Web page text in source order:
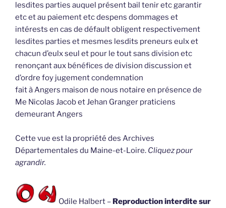
lesdites parties auquel présent bail tenir etc garantir
etc et au paiement etc despens dommages et
intérests en cas de défault obligent respectivement
lesdites parties et mesmes lesdits preneurs eulx et
chacun d’eulx seul et pour le tout sans division etc
renonçant aux bénéfices de division discussion et
d’ordre foy jugement condemnation
fait à Angers maison de nous notaire en présence de
Me Nicolas Jacob et Jehan Granger praticiens
demeurant Angers
Cette vue est la propriété des Archives
Départementales du Maine-et-Loire. Cliquez pour
agrandir.
Odile Halbert – Reproduction interdite sur